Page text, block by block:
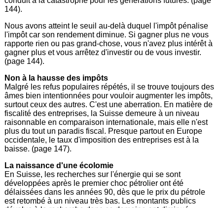
144).
Nous avons atteint le seuil au-delà duquel l'impôt pénalise
l'impôt car son rendement diminue. Si gagner plus ne vous
rapporte rien ou pas grand-chose, vous n'avez plus intérêt à
gagner plus et vous arrêtez d'investir ou de vous investir.
(page 144).
Non à la hausse des impôts
Malgré les refus populaires répétés, il se trouve toujours des
âmes bien intentionnées pour vouloir augmenter les impôts,
surtout ceux des autres. C'est une aberration. En matière de
fiscalité des entreprises, la Suisse demeure à un niveau
raisonnable en comparaison internationale, mais elle n'est
plus du tout un paradis fiscal. Presque partout en Europe
occidentale, le taux d'imposition des entreprises est à la
baisse. (page 147).
La naissance d'une écolomie
En Suisse, les recherches sur l'énergie qui se sont
développées après le premier choc pétrolier ont été
délaissées dans les années 90, dès que le prix du pétrole
est retombé à un niveau très bas. Les montants publics